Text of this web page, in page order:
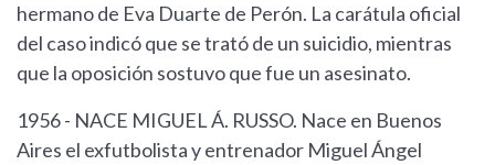
hermano de Eva Duarte de Perón. La carátula oficial
del caso indicó que se trató de un suicidio, mientras
que la oposición sostuvo que fue un asesinato.
1956 - NACE MIGUEL Á. RUSSO. Nace en Buenos
Aires el exfutbolista y entrenador Miguel Ángel